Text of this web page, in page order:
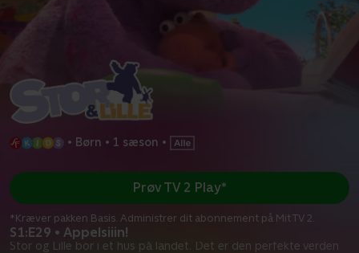
• Børn • 1 sæson •
S1:E29 • Appelsiiin!
Stor og Lille bor i et hus på landet. Det er den perfekte verden
Prøv TV 2 Play*
*Kræver pakken Basis. Administrer dit abonnement på Mit TV 2.